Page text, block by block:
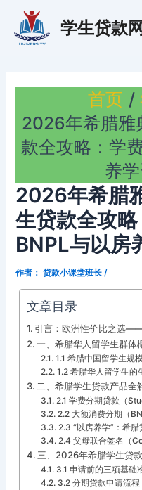
学生贷款
首页
2026年希腊雅
款全攻略：学
养
2026年希腊
生贷款全攻略
BNPL与以房
作者： 贷款小课堂班长 /
文章目录
引言：欧洲性价比之选
一、希腊华人留学生群体
1.1 希腊中国留学生规
1.2 希腊华人留学生的
二、希腊学生贷款产品全
2.1 学费分期贷款（
2.2 大额消费分期（
2.3 “以房养学”：希
2.4 父母联合签名（
三、2026年希腊学生贷
3.1 申请前的三项基础
3.2 分期贷款申请流程